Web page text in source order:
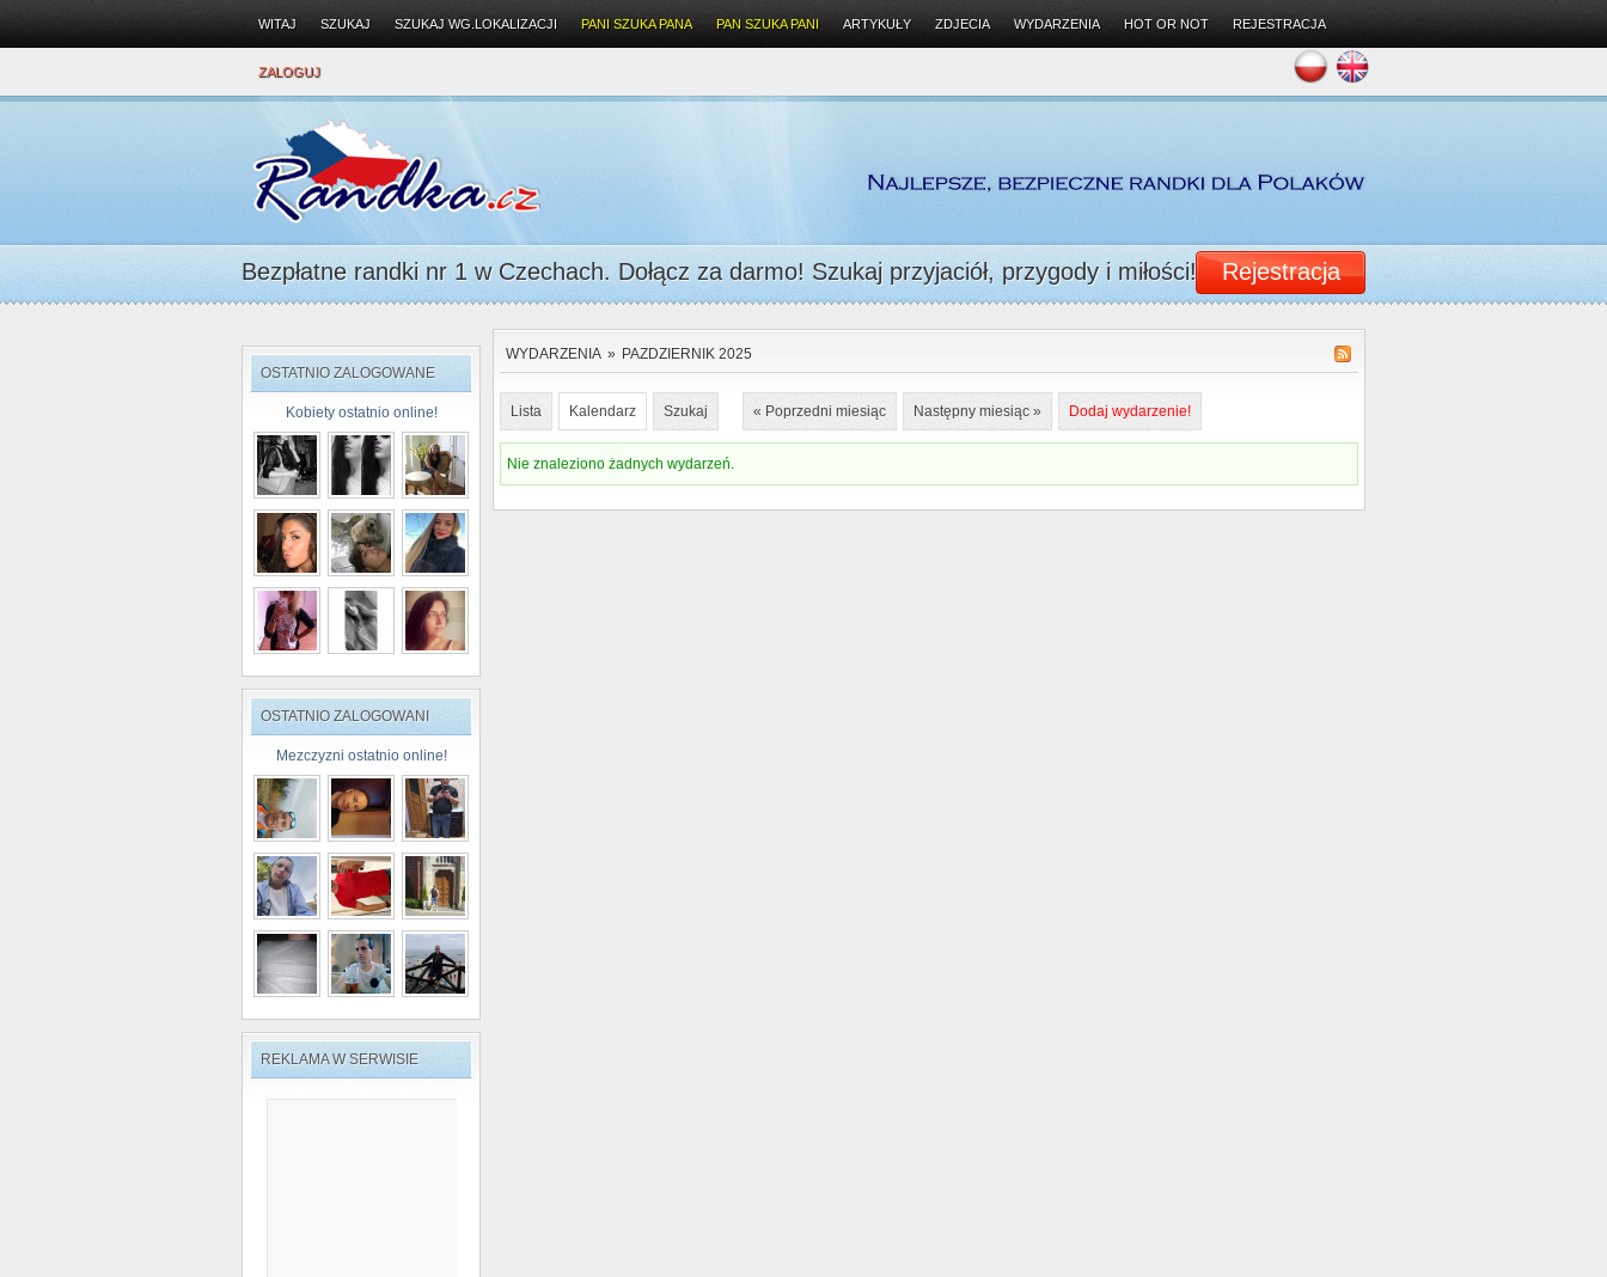
WITAJ SZUKAJ SZUKAJ WG.LOKALIZACJI PANI SZUKA PANA PAN SZUKA PANI ARTYKUŁY ZDJECIA WYDARZENIA HOT OR NOT REJESTRACJA
ZALOGUJ
Bezpłatne randki nr 1 w Czechach. Dołącz za darmo! Szukaj przyjaciół, przygody i miłości! Rejestracja
OSTATNIO ZALOGOWANE
Kobiety ostatnio online!
OSTATNIO ZALOGOWANI
Mezczyzni ostatnio online!
REKLAMA W SERWISIE
WYDARZENIA » PAZDZIERNIK 2025
Lista Kalendarz Szukaj « Poprzedni miesiąc Następny miesiąc » Dodaj wydarzenie!
Nie znaleziono żadnych wydarzeń.